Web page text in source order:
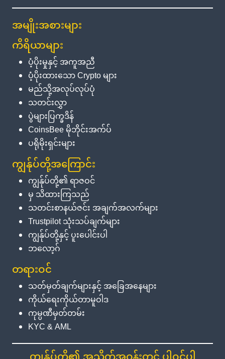
အမျိုးအစားများ
ကိရိယာများ
ပံ့ပိုးမှုနှင့် အကူအညီ
ပံ့ပိုးထားသော Crypto များ
မည်သို့အလုပ်လုပ်ပုံ
သတင်းလွှာ
ပွဲများပြက္ခဒိန်
CoinsBee မိုဘိုင်းအက်ပ်
ပရိုမိုးရှင်းများ
ကျွန်ုပ်တို့အကြောင်း
ကျွန်ုပ်တို့၏ ရာဇဝင်
မှ သိထားကြသည်
သတင်းစာနယ်ဇင်း အချက်အလက်များ
Trustpilot သုံးသပ်ချက်များ
ကျွန်ုပ်တို့နှင့် ပူးပေါင်းပါ
ဘလော့ဂ်
တရားဝင်
သတ်မှတ်ချက်များနှင့် အခြေအနေများ
ကိုယ်ရေးကိုယ်တာမူဝါဒ
ကုမ္ပဏီမှတ်တမ်း
KYC & AML